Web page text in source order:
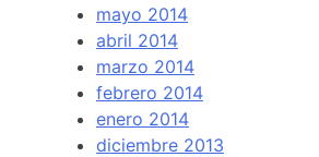
mayo 2014
abril 2014
marzo 2014
febrero 2014
enero 2014
diciembre 2013